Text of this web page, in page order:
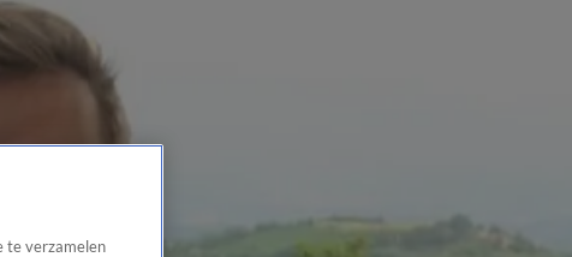
te verzamelen